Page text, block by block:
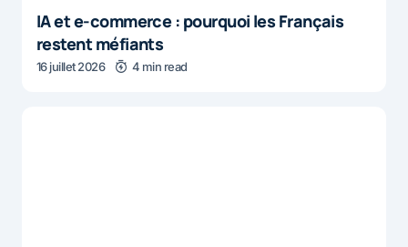
IA et e-commerce : pourquoi les Français
restent méfiants
16 juillet 2026 4 min read